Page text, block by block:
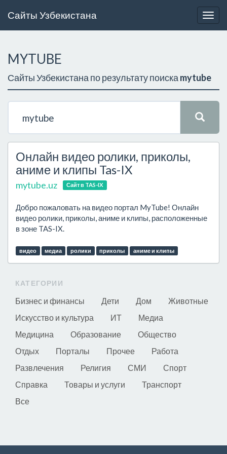
Сайты Узбекистана
MYTUBE
Сайты Узбекистана по результату поиска mytube
Онлайн видео ролики, приколы,
аниме и клипы Tas-IX
mytube.uz Сайт в TAS-IX
Добро пожаловать на видео портал MyTube! Онлайн
видео ролики, приколы, аниме и клипы, расположенные
в зоне TAS-IX.
видео медиа ролики приколы аниме и клипы
КАТЕГОРИИ
Бизнес и финансы Дети Дом
Животные
Искусство и культура
ИТ
Медиа
Медицина
Образование
Общество
Отдых
Порталы Прочее
Работа
Развлечения
Религия СМИ
Спорт
Справка
Товары и услуги
Транспорт
Все